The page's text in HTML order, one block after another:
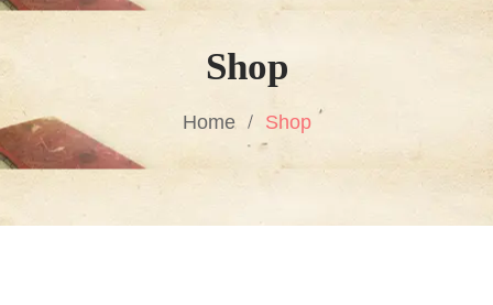
Shop
Home Shop